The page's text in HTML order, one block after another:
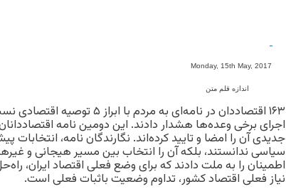
-
Monday, 15th May, 2017
اندازه قلم متن
۱۶۳ اقتصاددان در نامه‌ای به مردم
اجرای برخی وعده‌ها هشدار دادند. این دومین نامه
جدیدی آن را امضا و تایید کرده‌اند. نگارندگان نامه، انتخابات
سیاسی ندانستند، بلکه آن را انتخاب بین مسیر هیجانی و
اطمینان را به ملت دادند که برای وضع فعلی اقتصاد ایران،
نیاز فعلی اقتصاد کشور، تداوم وضعیت باثبات فعلی است.